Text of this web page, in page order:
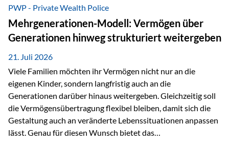
Abwicklung für Vertriebspartner deutlich effizienter
gestaltet. Anträge werden direkt elektronisch übermittelt,
Medienbrüche reduziert und die weitere Bearbeitung
beschleunigt. Ab sofort können auch juristische Personen,
wie Kapitalgesellschaften oder Stiftungen, als
Versicherungsnehmer eingesetzt werden. Damit erweitert
die Vienna-Life die Einsatzmöglichkeiten der Private Wealth
Police insbesondere für…
PWP - Private Wealth Police
Mehrgenerationen-Modell: Vermögen über
Generationen hinweg strukturiert weitergeben
21. Juli 2026
Viele Familien möchten ihr Vermögen nicht nur an die
eigenen Kinder, sondern langfristig auch an die
Generationen darüber hinaus weitergeben. Gleichzeitig soll
die Vermögensübertragung flexibel bleiben, damit sich die
Gestaltung auch an veränderte Lebenssituationen anpassen
lässt. Genau für diesen Wunsch bietet das